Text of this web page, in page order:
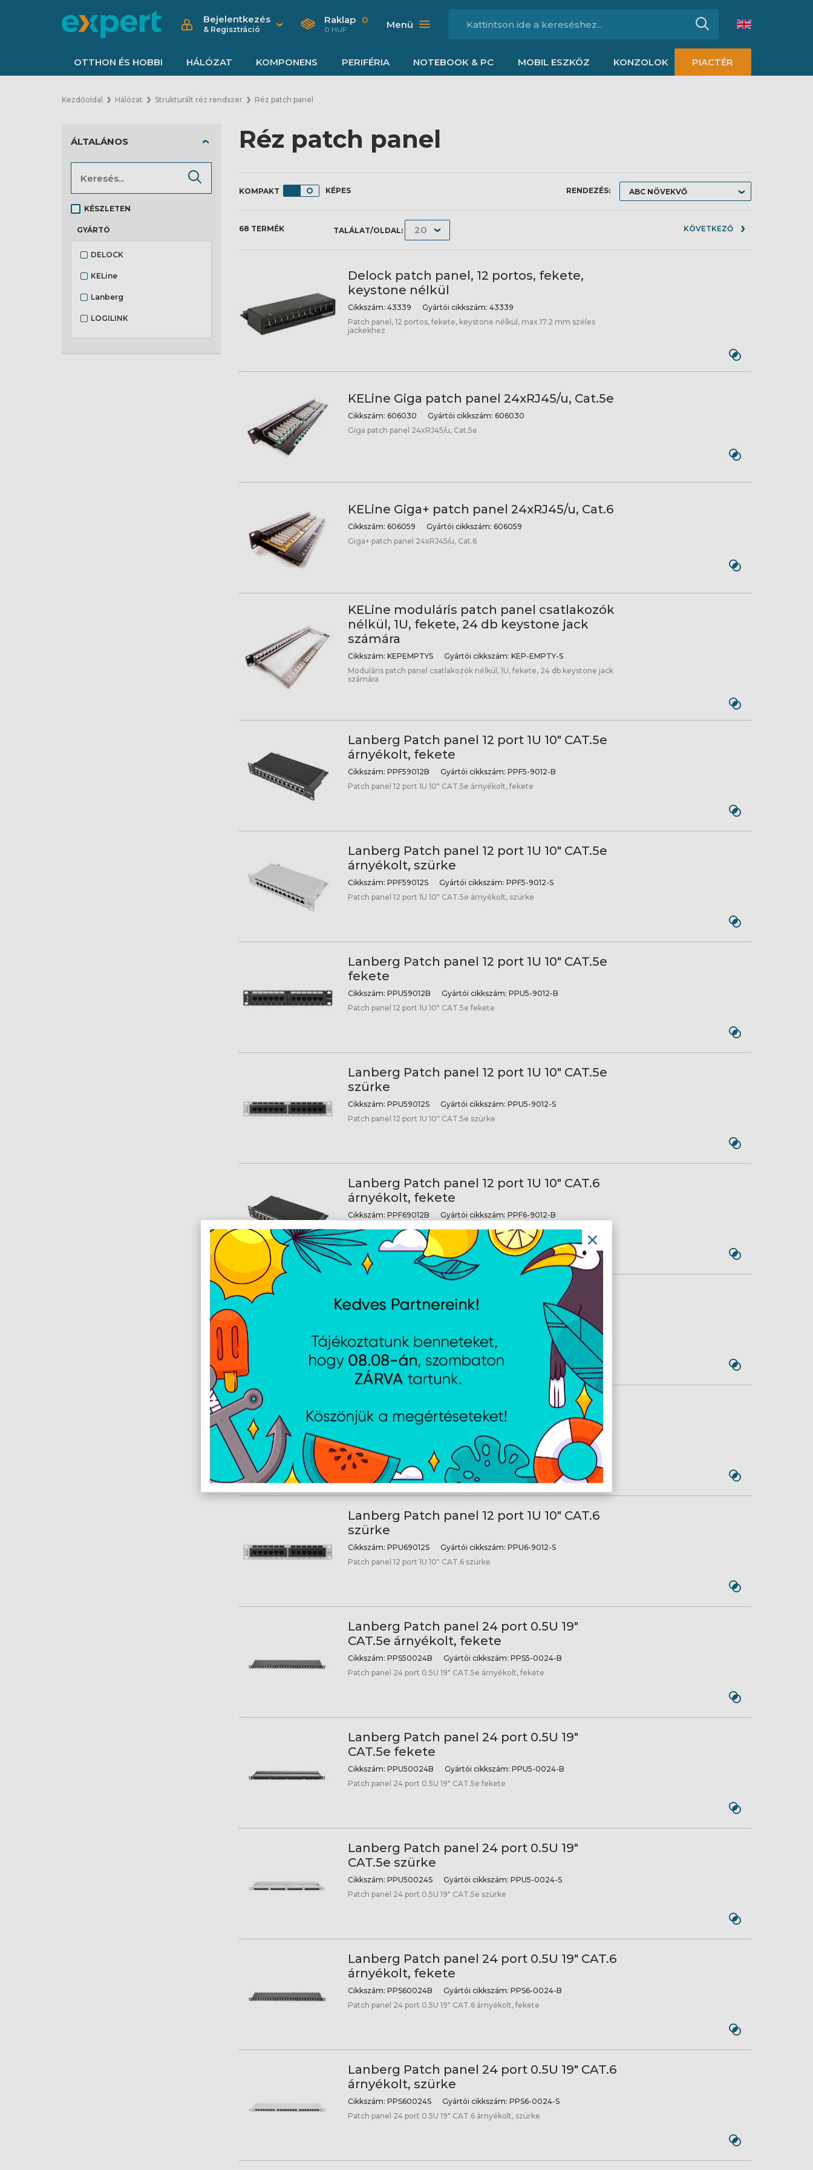
Bejelentkezés
& Regisztráció
Raklap 0
0 HUF Menü
OTTHON ÉS HOBBI HÁLÓZAT KOMPONENS PERIFÉRIA NOTEBOOK & PC MOBIL ESZKÖZ KONZOLOK PIACTÉR
Kezdőoldal Hálózat Strukturált réz rendszer Réz patch panel
Réz patch panel
KÉPES RENDEZÉS:
68 TERMÉK TALÁLAT/OLDAL: KÖVETKEZŐ
Delock patch panel, 12 portos, fekete,
keystone nélkül
Cikkszám: 43339 Gyártói cikkszám: 43339
Patch panel, 12 portos, fekete, keystone nélkül, max.17.2 mm széles
jackekhez
KELine Giga patch panel 24xRJ45/u, Cat.5e
Cikkszám: 606030 Gyártói cikkszám: 606030
Giga patch panel 24xRJ45/u, Cat.5e
KELine Giga+ patch panel 24xRJ45/u, Cat.6
Cikkszám: 606059 Gyártói cikkszám: 606059
Giga+ patch panel 24xRJ45/u, Cat.6
KELine moduláris patch panel csatlakozók
nélkül, 1U, fekete, 24 db keystone jack
számára
Cikkszám: KEPEMPTYS Gyártói cikkszám: KEP-EMPTY-S
Moduláris patch panel csatlakozók nélkül, 1U, fekete, 24 db keystone jack
számára
Lanberg Patch panel 12 port 1U 10" CAT.5e
árnyékolt, fekete
Cikkszám: PPF59012B Gyártói cikkszám: PPF5-9012-B
Patch panel 12 port 1U 10" CAT.5e árnyékolt, fekete
Lanberg Patch panel 12 port 1U 10" CAT.5e
árnyékolt, szürke
Cikkszám: PPF59012S Gyártói cikkszám: PPF5-9012-S
Patch panel 12 port 1U 10" CAT.5e árnyékolt, szürke
Lanberg Patch panel 12 port 1U 10" CAT.5e
fekete
Cikkszám: PPU59012B Gyártói cikkszám: PPU5-9012-B
Patch panel 12 port 1U 10" CAT.5e fekete
Lanberg Patch panel 12 port 1U 10" CAT.5e
szürke
Cikkszám: PPU59012S Gyártói cikkszám: PPU5-9012-S
Patch panel 12 port 1U 10" CAT.5e szürke
Lanberg Patch panel 12 port 1U 10" CAT.6
árnyékolt, fekete
Cikkszám: PPF69012B Gyártói cikkszám: PPF6-9012-B
Patch panel 12 port 1U 10" CAT.6 árnyékolt, fekete
Lanberg Patch panel 12 port 1U 10" CAT.6
árnyékolt, szürke
PPF6-9012-S
Patch panel 12 port 1U 10" CAT.6 árnyékolt, szürke
Lanberg Patch panel 12 port 1U 10" CAT.6
fekete
Gyártói cikkszám:
PPU6-9012-B
Patch panel 12 port 1U 10" CAT.6 fekete
Lanberg Patch panel 12 port 1U 10" CAT.6
szürke
Cikkszám: PPU69012S Gyártói cikkszám: PPU6-9012-S
Patch panel 12 port 1U 10" CAT.6 szürke
Lanberg Patch panel 24 port 0.5U 19"
CAT.5e árnyékolt, fekete
Cikkszám: PPS50024B Gyártói cikkszám: PPS5-0024-B
Patch panel 24 port 0.5U 19" CAT.5e árnyékolt, fekete
Lanberg Patch panel 24 port 0.5U 19"
CAT.5e fekete
Cikkszám: PPU50024B Gyártói cikkszám: PPU5-0024-B
Patch panel 24 port 0.5U 19" CAT.5e fekete
Lanberg Patch panel 24 port 0.5U 19"
CAT.5e szürke
Cikkszám: PPU50024S Gyártói cikkszám: PPU5-0024-S
Patch panel 24 port 0.5U 19" CAT.5e szürke
Lanberg Patch panel 24 port 0.5U 19" CAT.6
árnyékolt, fekete
Cikkszám: PPS60024B Gyártói cikkszám: PPS6-0024-B
Patch panel 24 port 0.5U 19" CAT.6 árnyékolt, fekete
Lanberg Patch panel 24 port 0.5U 19" CAT.6
árnyékolt, szürke
Cikkszám: PPS60024S Gyártói cikkszám: PPS6-0024-S
Patch panel 24 port 0.5U 19" CAT.6 árnyékolt, szürke
ÁLTALÁNOS
KÉSZLETEN
GYÁRTÓ
DELOCK
KELine
Lanberg
LOGILINK
Ubiquiti